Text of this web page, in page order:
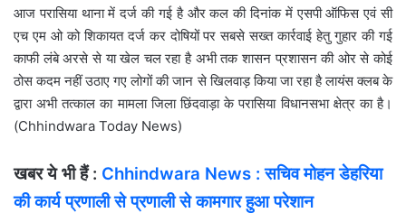
आज परासिया थाना में दर्ज की गई है और कल की दिनांक में एसपी ऑफिस एवं सी
एच एम ओ को शिकायत दर्ज कर दोषियों पर सबसे सख्त कार्रवाई हेतु गुहार की गई
काफी लंबे अरसे से या खेल चल रहा है अभी तक शासन प्रशासन की ओर से कोई
ठोस कदम नहीं उठाए गए लोगों की जान से खिलवाड़ किया जा रहा है लायंस क्लब के
द्वारा अभी तत्काल का मामला जिला छिंदवाड़ा के परासिया विधानसभा क्षेत्र का है।
(Chhindwara Today News)
खबर ये भी हैं : Chhindwara News : सचिव मोहन डेहरिया
की कार्य प्रणाली से प्रणाली से कामगार हुआ परेशान